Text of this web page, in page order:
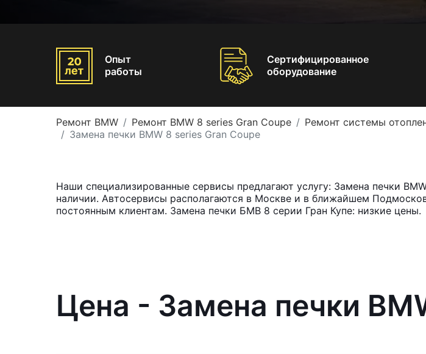
Опыт
работы
Сертифицированное
оборудование
Ремонт BMW Ремонт BMW 8 series Gran Coupe
Ремонт системы
Замена печки BMW 8 series Gran Coupe
Наши специализированные сервисы предлагают услугу: Замена печки
наличии. Автосервисы располагаются в Москве и в ближайшем
постоянным клиентам. Замена печки БМВ 8 серии Гран Купе: низкие цены.
Цена - Замена печки